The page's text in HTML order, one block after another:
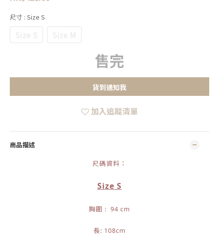
尺寸 : Size S
Size S Size M
售完
貨到通知我
加入追蹤清單
商品描述
尺碼資料：
Size S
胸圍 : 94 cm
長: 108cm